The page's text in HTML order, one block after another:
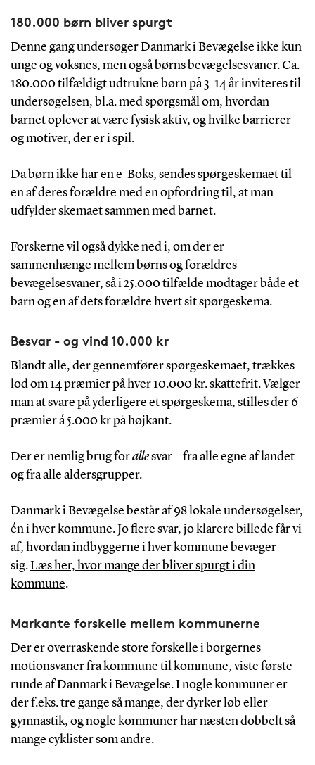
180.000 børn bliver spurgt
Denne gang undersøger Danmark i Bevægelse ikke kun
unge og voksnes, men også børns bevægelsesvaner. Ca.
180.000 tilfældigt udtrukne børn på 3-14 år inviteres til
undersøgelsen, bl.a. med spørgsmål om, hvordan
barnet oplever at være fysisk aktiv, og hvilke barrierer
og motiver, der er i spil.
Da børn ikke har en e-Boks, sendes spørgeskemaet til
en af deres forældre med en opfordring til, at man
udfylder skemaet sammen med barnet.
Forskerne vil også dykke ned i, om der er
sammenhænge mellem børns og forældres
bevægelsesvaner, så i 25.000 tilfælde modtager både et
barn og en af dets forældre hvert sit spørgeskema.
Besvar - og vind 10.000 kr
Blandt alle, der gennemfører spørgeskemaet, trækkes
lod om 14 præmier på hver 10.000 kr. skattefrit. Vælger
man at svare på yderligere et spørgeskema, stilles der 6
præmier á 5.000 kr på højkant.
Der er nemlig brug forallesvar – fra alle egne af landet
og fra alle aldersgrupper.
Danmark i Bevægelse består af 98 lokale undersøgelser,
én i hver kommune. Jo flere svar, jo klarere billede får vi
af, hvordan indbyggerne i hver kommune bevæger
sig.Læs her, hvor mange der bliver spurgt i din
kommune.
Markante forskelle mellem kommunerne
Der er overraskende store forskelle i borgernes
motionsvaner fra kommune til kommune, viste første
runde af Danmark i Bevægelse. I nogle kommuner er
der f.eks. tre gange så mange, der dyrker løb eller
gymnastik, og nogle kommuner har næsten dobbelt så
mange cyklister som andre.